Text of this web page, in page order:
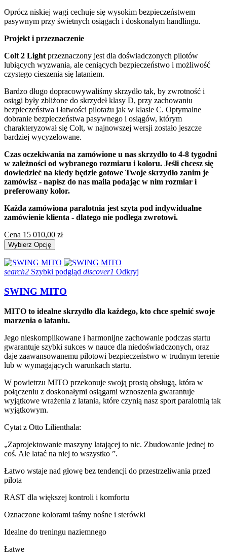
Oprócz niskiej wagi cechuje się wysokim bezpieczeństwem
pasywnym przy świetnych osiągach i doskonałym handlingu.
Projekt i przeznaczenie
Colt 2 Light przeznaczony jest dla doświadczonych pilotów
lubiących wyzwania, ale ceniących bezpieczeństwo i możliwość
czystego cieszenia się lataniem.
Bardzo długo dopracowywaliśmy skrzydło tak, by zwrotność i
osiągi były zbliżone do skrzydeł klasy D, przy zachowaniu
bezpieczeństwa i łatwości pilotażu jak w klasie C. Optymalne
dobranie bezpieczeństwa pasywnego i osiągów, którym
charakteryzował się Colt, w najnowszej wersji zostało jeszcze
bardziej wycyzelowane.
Czas oczekiwania na zamówione u nas skrzydło to 4-8 tygodni
w zależności od wybranego rozmiaru i koloru. Jeśli chcesz się
dowiedzieć na kiedy będzie gotowe Twoje skrzydło zanim je
zamówisz - napisz do nas maila podając w nim rozmiar i
preferowany kolor.
Każda zamówiona paralotnia jest szyta pod indywidualne
zamówienie klienta - dlatego nie podlega zwrotowi.
Cena 15 010,00 zł
Wybierz Opcję
search2 Szybki podgląd discover1 Odkryj
SWING MITO
MITO to idealne skrzydło dla każdego, kto chce spełnić swoje
marzenia o lataniu.
Jego nieskomplikowane i harmonijne zachowanie podczas startu
gwarantuje szybki sukces w nauce dla niedoświadczonych, oraz
daje zaawansowanemu pilotowi bezpieczeństwo w trudnym terenie
lub w wymagających warunkach startu.
W powietrzu MITO przekonuje swoją prostą obsługą, która w
połączeniu z doskonałymi osiągami wznoszenia gwarantuje
wyjątkowe wrażenia z latania, które czynią nasz sport paralotnią tak
wyjątkowym.
Cytat z Otto Lilienthala:
„Zaprojektowanie maszyny latającej to nic. Zbudowanie jednej to
coś. Ale latać na niej to wszystko ”.
Łatwo wstaje nad głowę bez tendencji do przestrzeliwania przed
pilota
RAST dla większej kontroli i komfortu
Oznaczone kolorami taśmy nośne i sterówki
Idealne do treningu naziemnego
Łatwe